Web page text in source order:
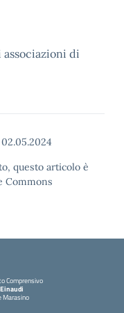
di
02.05.2024
questo articolo è
Commons
Comprensivo
Marasino